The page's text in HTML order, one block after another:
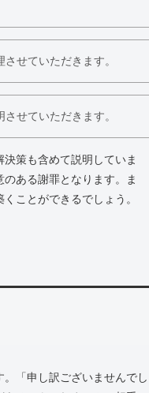
させていただきます。
せていただきます。
策も含めて説明していま
ある謝罪となります。ま
ことができるでしょう。
「申し訳ございませんでし